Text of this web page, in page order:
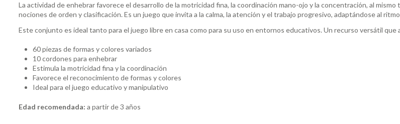
La actividad de enhebrar favorece el desarrollo de la motricidad fina, la coordinación mano-ojo y la concentración, al
nociones de orden y clasificación. Es un juego que invita a la calma, la atención y el trabajo progresivo, adaptándose al
Este conjunto es ideal tanto para el juego libre en casa como para su uso en entornos educativos. Un recurso versátil
60 piezas de formas y colores variados
10 cordones para enhebrar
Estimula la motricidad fina y la coordinación
Favorece el reconocimiento de formas y colores
Ideal para el juego educativo y manipulativo
Edad recomendada: a partir de 3 años